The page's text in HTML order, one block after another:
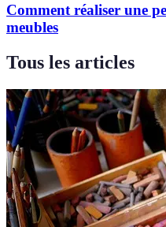
Comment réaliser une
meubles
Tous les articles